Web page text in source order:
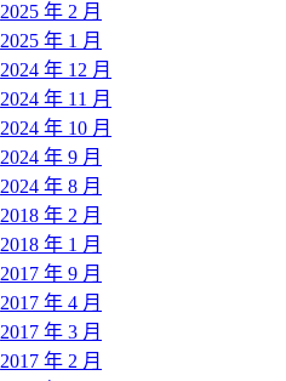
2025 年 2 月
2025 年 1 月
2024 年 12 月
2024 年 11 月
2024 年 10 月
2024 年 9 月
2024 年 8 月
2018 年 2 月
2018 年 1 月
2017 年 9 月
2017 年 4 月
2017 年 3 月
2017 年 2 月